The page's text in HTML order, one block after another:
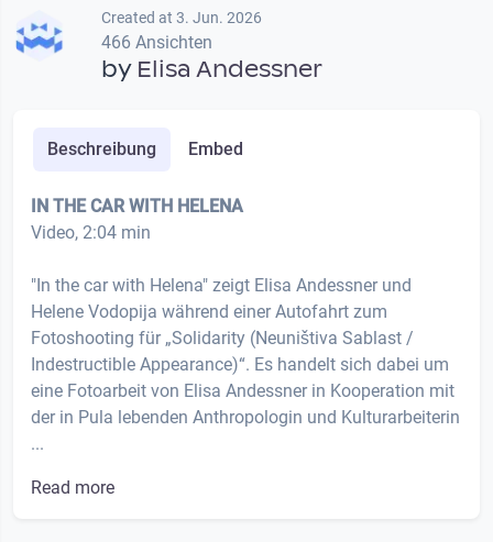
Created at 3. Jun. 2026
466 Ansichten
by Elisa Andessner
Beschreibung Embed
IN THE CAR WITH HELENA
Video, 2:04 min
"In the car with Helena" zeigt Elisa Andessner und
Helene Vodopija während einer Autofahrt zum
Fotoshooting für „Solidarity (Neuništiva Sablast /
Indestructible Appearance)“. Es handelt sich dabei um
eine Fotoarbeit von Elisa Andessner in Kooperation mit
der in Pula lebenden Anthropologin und Kulturarbeiterin
...
Read more